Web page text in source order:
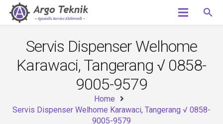
search
Servis Dispenser Welhome
Karawaci, Tangerang √ 0858-
9005-9579
Home
Servis Dispenser Welhome Karawaci, Tangerang √ 0858-
9005-9579